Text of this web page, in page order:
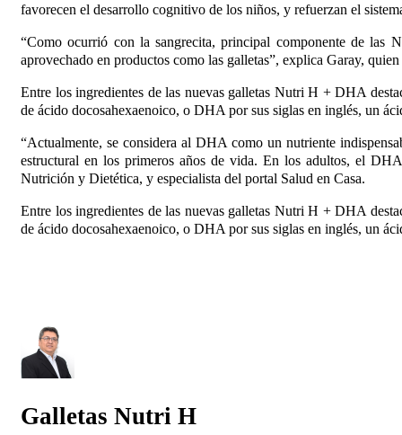
favorecen el desarrollo cognitivo de los niños, y refuerzan el
“Como ocurrió con la sangrecita, principal componente de las
aprovechado en productos como las galletas”, explica Garay,
Entre los ingredientes de las nuevas galletas Nutri H + DHA
de ácido docosahexaenoico, o DHA por sus siglas en inglés, un
“Actualmente, se considera al DHA como un nutriente
estructural en los primeros años de vida. En los adultos, el
Nutrición y Dietética, y especialista del portal Salud en Casa.
Entre los ingredientes de las nuevas galletas Nutri H + DHA
de ácido docosahexaenoico, o DHA por sus siglas en inglés, un
Galletas Nutri H